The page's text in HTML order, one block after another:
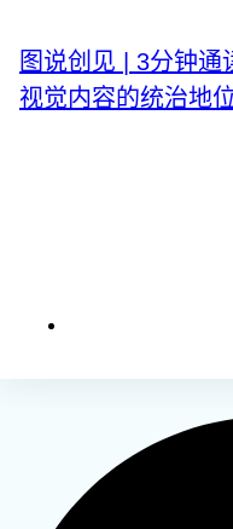
运营创新转型
营销创新趋势报
创作者中心
图说创见 | 3分钟通
视觉内容的统治地